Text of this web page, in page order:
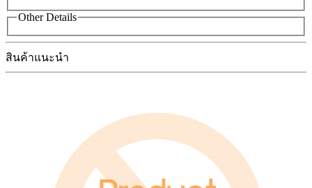
Other Details
สินค้าแนะนำ